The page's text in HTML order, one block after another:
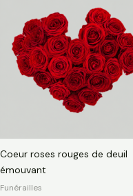
Coeur roses rouges de deuil
émouvant
Funérailles